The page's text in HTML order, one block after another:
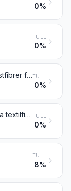
0%
TULL
0%
Garn av jute eller andra bastfibrer för textilt ändamål enligt nr 5303TULL
0%
Garn av andra vegetabiliska textilfibrer; pappersgarn TULL
0%
TULL
8%